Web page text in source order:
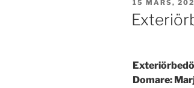
PUBLICERAT
15 MARS,
Domare: